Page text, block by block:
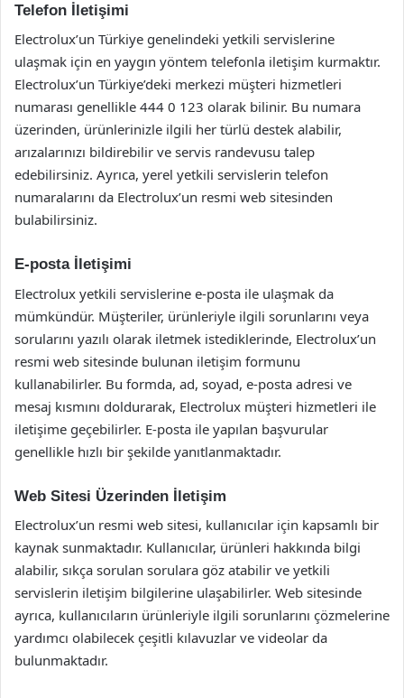
Telefon İletişimi
Electrolux’un Türkiye genelindeki yetkili servislerine
ulaşmak için en yaygın yöntem telefonla iletişim kurmaktır.
Electrolux’un Türkiye’deki merkezi müşteri hizmetleri
numarası genellikle 444 0 123 olarak bilinir. Bu numara
üzerinden, ürünlerinizle ilgili her türlü destek alabilir,
arızalarınızı bildirebilir ve servis randevusu talep
edebilirsiniz. Ayrıca, yerel yetkili servislerin telefon
numaralarını da Electrolux’un resmi web sitesinden
bulabilirsiniz.
E-posta İletişimi
Electrolux yetkili servislerine e-posta ile ulaşmak da
mümkündür. Müşteriler, ürünleriyle ilgili sorunlarını veya
sorularını yazılı olarak iletmek istediklerinde, Electrolux’un
resmi web sitesinde bulunan iletişim formunu
kullanabilirler. Bu formda, ad, soyad, e-posta adresi ve
mesaj kısmını doldurarak, Electrolux müşteri hizmetleri ile
iletişime geçebilirler. E-posta ile yapılan başvurular
genellikle hızlı bir şekilde yanıtlanmaktadır.
Web Sitesi Üzerinden İletişim
Electrolux’un resmi web sitesi, kullanıcılar için kapsamlı bir
kaynak sunmaktadır. Kullanıcılar, ürünleri hakkında bilgi
alabilir, sıkça sorulan sorulara göz atabilir ve yetkili
servislerin iletişim bilgilerine ulaşabilirler. Web sitesinde
ayrıca, kullanıcıların ürünleriyle ilgili sorunlarını çözmelerine
yardımcı olabilecek çeşitli kılavuzlar ve videolar da
bulunmaktadır.